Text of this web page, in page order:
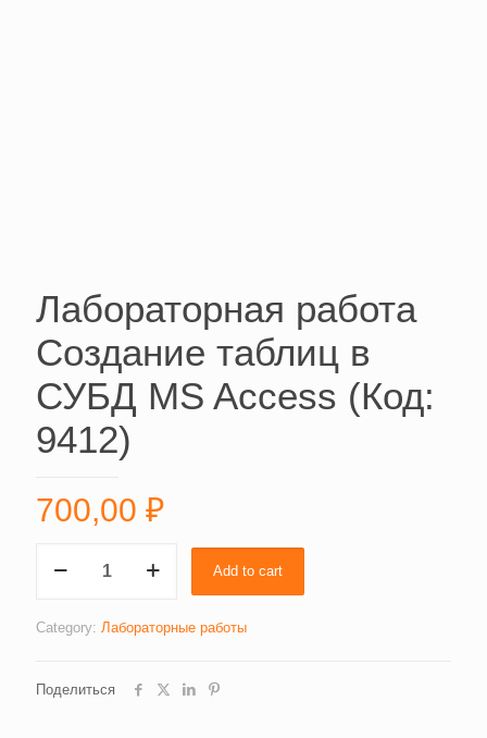
Лабораторная работа
Создание таблиц в
СУБД MS Access (Код:
9412)
700,00 ₽
работа
таблиц
MS
Add to cart
Category: Лабораторные работы
Поделиться